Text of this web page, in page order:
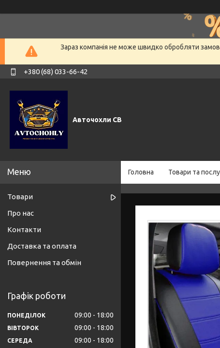
Зараз компанія не може швидко обробляти
+380 (68) 033-66-42
Авточохли СВ
Головна Товари та
Товари
Про нас
Контакти
Доставка та оплата
Повернення та обмін
Графік роботи
ПОНЕДІЛОК 09:00 18:00
ВІВТОРОК 09:00 18:00
СЕРЕДА 09:00 18:00